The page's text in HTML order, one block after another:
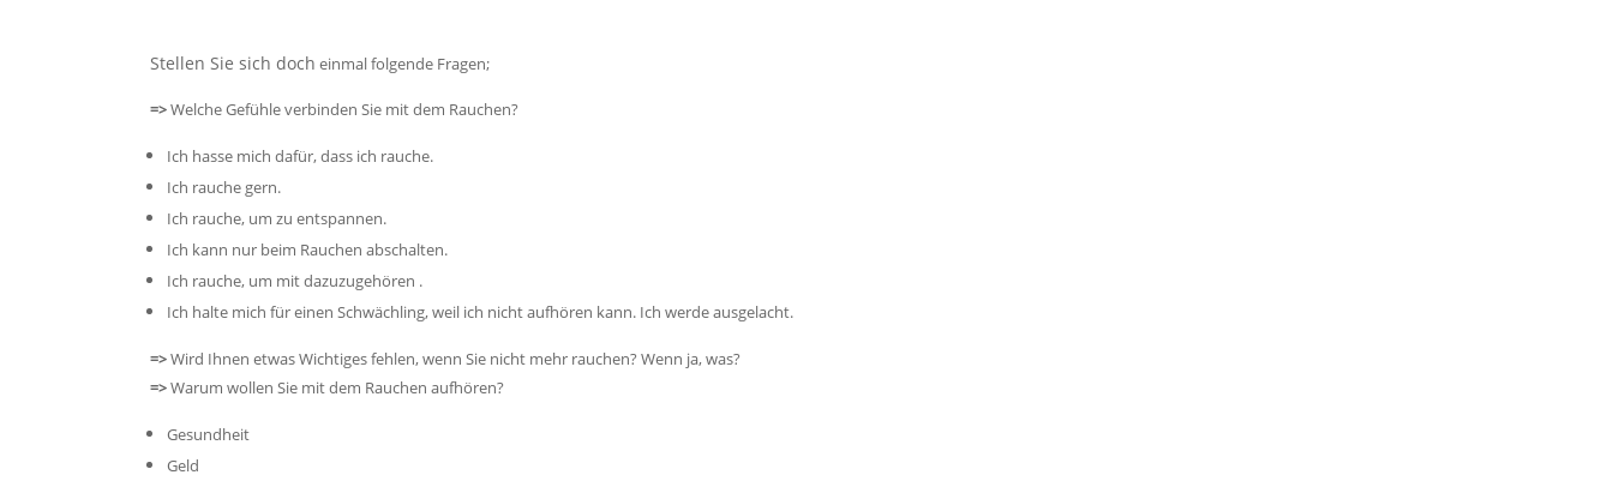
Stellen Sie sich doch einmal folgende Fragen;
=>Welche Gefühle verbinden Sie mit dem Rauchen?
Ich hasse mich dafür, dass ich rauche.
Ich rauche gern.
Ich rauche, um zu entspannen.
Ich kann nur beim Rauchen abschalten.
Ich rauche, um mit dazuzugehören .
Ich halte mich für einen Schwächling, weil ich nicht aufhören kann. Ich werde ausgelacht.
=>Wird Ihnen etwas Wichtiges fehlen, wenn Sie nicht mehr rauchen? Wenn ja, was?
=>Warum wollen Sie mit dem Rauchen aufhören?
Gesundheit
Geld